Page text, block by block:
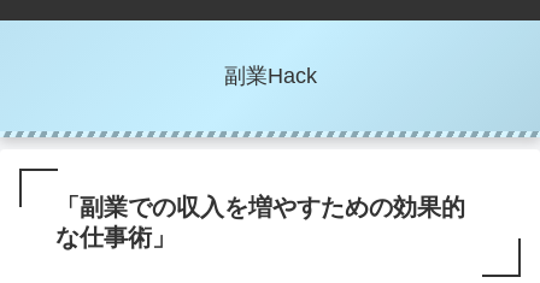
副業Hack
「副業での収入を増やすための効果的
な仕事術」